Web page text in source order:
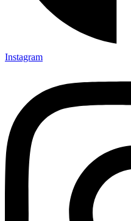
Instagram